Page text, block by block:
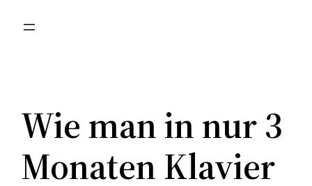
Wie man in nur 3
Monaten Klavier